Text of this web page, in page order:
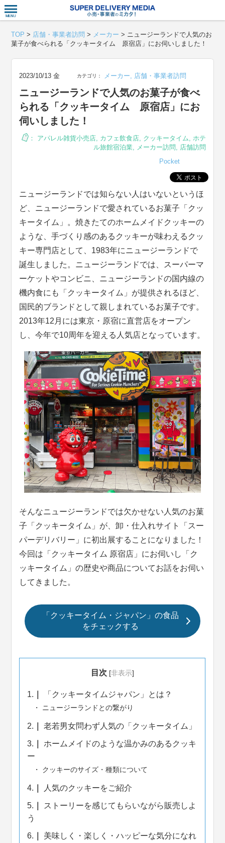
TOP > 店舗・事業者訪問 > メーカー > ニュージーランドで人気のお
菓子が食べられる「クッキータイム 原宿店」にお伺いしました！
2023/10/13 金 カテゴリ： メーカー, 店舗・事業者訪問
ニュージーランドで人気のお菓子が食べ
られる「クッキータイム 原宿店」にお
伺いしました！
： アパレル雑貨小売店, カフェ飲食店, クッキータイム, ホテ
ル旅館宿泊業, メーカー訪問 , 店舗訪問
Pocket
ニュージーランドでは知らない人はいないというほ
ど、ニュージーランドで愛されているお菓子「クッ
キータイム」。焼きたてのホームメイドクッキーの
ような、手づくり感のあるクッキーが味わえるクッ
キー専門店として、1983年にニュージーランドで
誕生しました。ニュージーランドでは、スーパーマ
ーケットやコンビニ、ニュージーランドの国内線の
機内食にも「クッキータイム」が提供されるほど、
国民的ブランドとして親しまれているお菓子です。
2013年12月には東京・原宿に直営店をオープン
し、今年で10周年を迎える人気店となっています。
そんなニュージーランドでは欠かせない人気のお菓
子「クッキータイム」が、卸・仕入れサイト「スー
パーデリバリー」に初出展することになりました！
今回は「クッキータイム 原宿店」にお伺いし「ク
ッキータイム」の歴史や商品についてお話をお伺い
してきました。
「クッキータイム・ジャパン」の食品
をチェックする
目次 [非表示]
1. 「クッキータイムジャパン」とは？
ニュージーランドとの繋がり
2. 老若男女問わず人気の「クッキータイム」
3.
ホームメイドのような温かみのあるクッキ
ー
クッキーのサイズ・種類について
4. 人気のクッキーをご紹介
5.
ストーリーを感じてもらいながら販売しよ
う
6.
美味しく・楽しく・ハッピーな気分になれ